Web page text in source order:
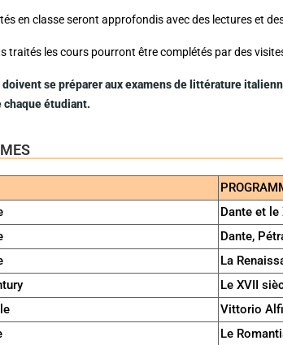
en classe seront approfondis avec des lectures et
traités les cours pourront être complétés par des
doivent se préparer aux examens de littérature
chaque étudiant.
Dante et
Dante,
La
Le XVII
Vittorio
Le